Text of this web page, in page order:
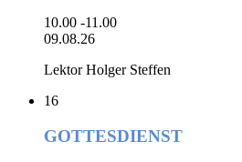
10.00 -11.00
09.08.26
Lektor Holger Steffen
16
GOTTESDIENST